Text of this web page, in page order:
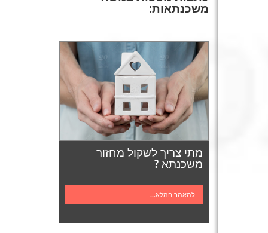
משכנתאות:
מתי צריך לשקול מחזור
משכנתא ?
למאמר המלא...